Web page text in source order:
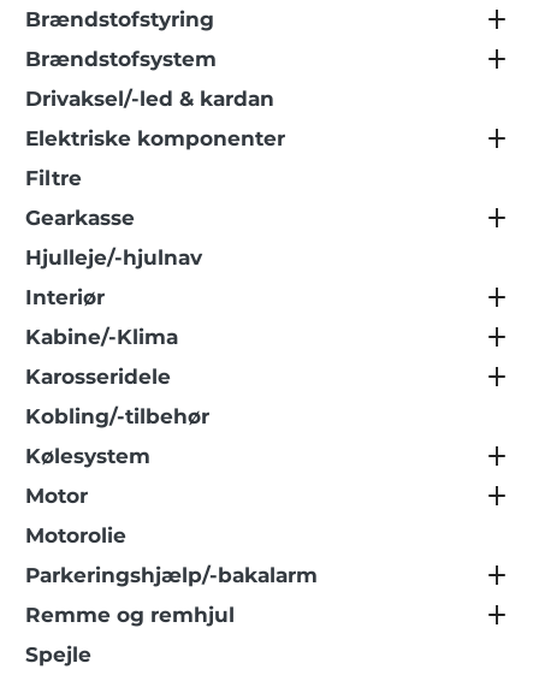
Brændstofstyring
Brændstofsystem
Drivaksel/-led & kardan
Elektriske komponenter
Filtre
Gearkasse
Hjulleje/-hjulnav
Interiør
Kabine/-Klima
Karosseridele
Kobling/-tilbehør
Kølesystem
Motor
Motorolie
Parkeringshjælp/-bakalarm
Remme og remhjul
Spejle